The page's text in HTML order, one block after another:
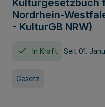
Kulturgesetzbuch
Nordrhein-
- KulturGB NRW)
In Kraft Seit 01.
Gesetz